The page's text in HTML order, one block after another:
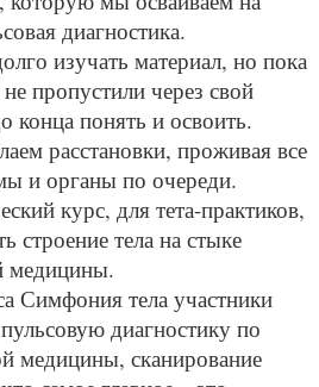
диагностика.
изучать материал, но пока
пропустили через свой
конца понять и освоить.
расстановки, проживая все
и органы по очереди.
курс, для тета-практиков,
строение тела на стыке
медицины.
Симфония тела участники
диагностику по
медицины, сканирование